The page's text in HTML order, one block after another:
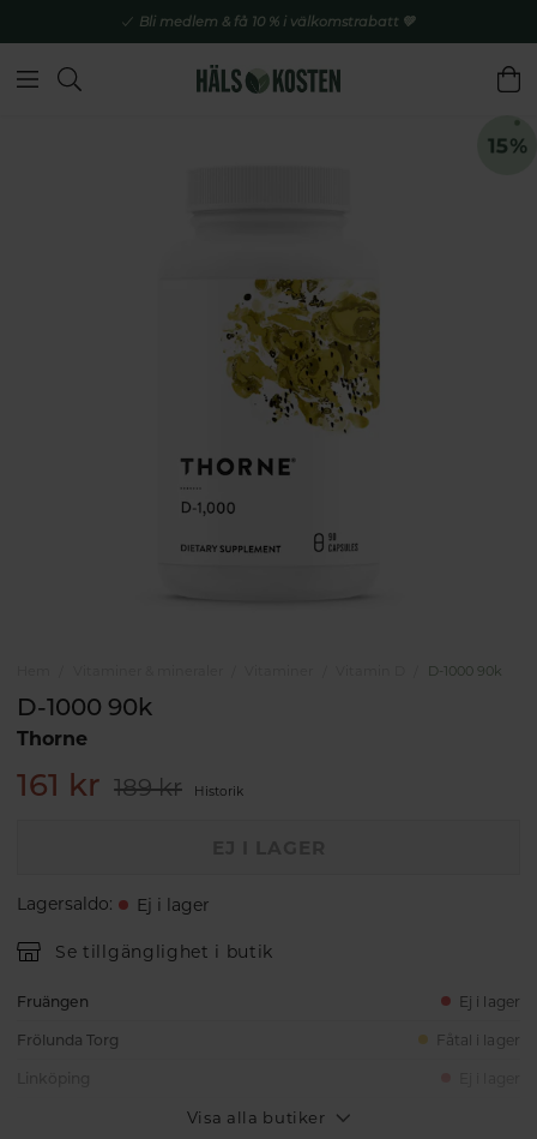
Bli medlem & få 10 % i välkomstrabatt 💚
D-1000 90k
D-1000 90k
Thorne
161 kr 189 kr Historik
Lagersaldo: Ej i lager
Se tillgänglighet i butik
Fruängen Ej i lager
Frölunda Torg Fåtal i lager
Visa alla butiker